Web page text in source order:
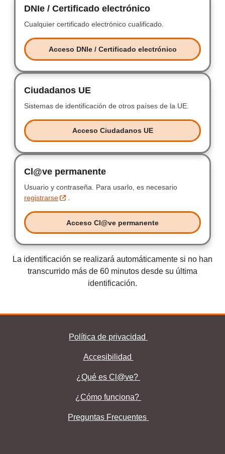
DNIe / Certificado electrónicoDNIe /
Cualquier certificado electrónico cualificado.
Acceso DNIe / Certificado electrónico
Acceso DNIe / Certificado
Ciudadanos UECiudadanos UE
Sistemas de identificación de otros países de la UE.
Acceso Ciudadanos UE
Acceso Ciudadanos UE
Cl@ve permanenteClave permanente
Usuario y contraseña. Usuario y contraseña.
Para usarlo, es necesario
registrarse
.
Acceso Cl@ve permanente
Acceso Clave permanente
La identificación se realizará automáticamente si no han
transcurrido más de 60 minutos desde su última
identificación.
Política de privacidad
Accesibilidad
¿Qué es Cl@ve?
¿Cómo funciona?
Preguntas Frecuentes